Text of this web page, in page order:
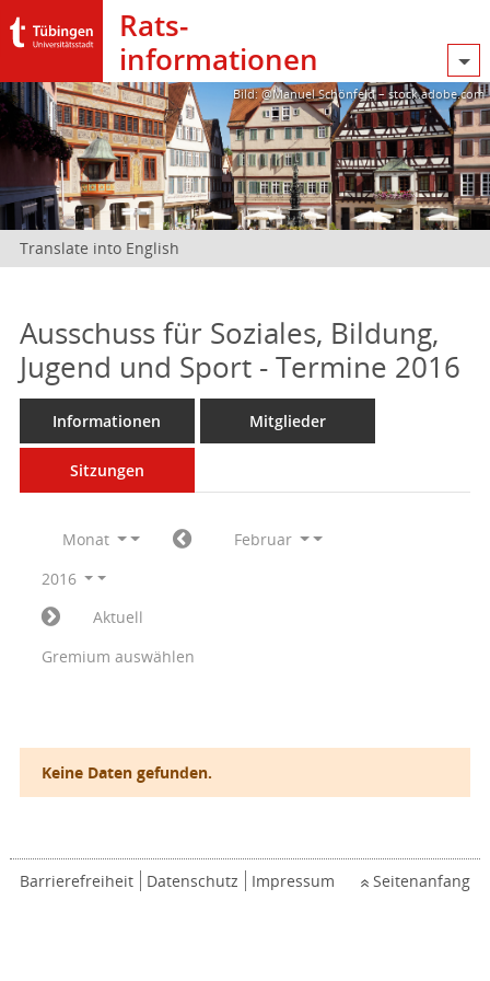
Rats­
informationen
Bild: @Manuel Schönfeld – stock.adobe.com
Translate into English
Ausschuss für Soziales, Bildung,
Jugend und Sport - Termine 2016
Informationen Mitglieder
Sitzungen
Monat
Februar
2016
Aktuell
Gremium auswählen
Keine Daten gefunden.
Barrierefreiheit Datenschutz Impressum Seitenanfang